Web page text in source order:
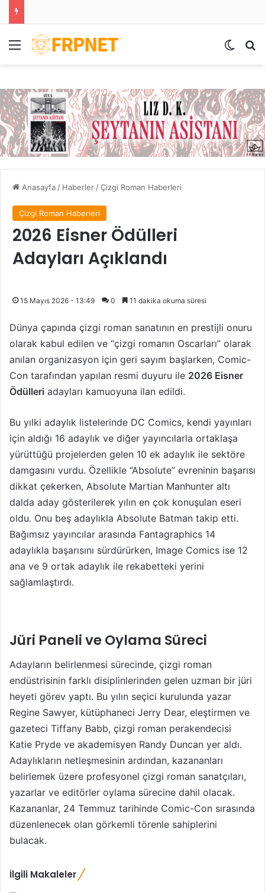
Menü Dış
Anasayfa/ Haberler/Çizgi Roman Haberleri
Çizgi Roman Haberleri
2026 Eisner Ödülleri
Adayları Açıklandı
15 Mayıs 2026 - 13:49 0 11 dakika okuma süresi
Dünya çapında çizgi roman sanatının en prestijli onuru
olarak kabul edilen ve “çizgi romanın Oscarları” olarak
anılan organizasyon için geri sayım başlarken, Comic-
Con tarafından yapılan resmi duyuru ile 2026 Eisner
Ödülleri adayları kamuoyuna ilan edildi.
Bu yılki adaylık listelerinde DC Comics, kendi yayınları
için aldığı 16 adaylık ve diğer yayıncılarla ortaklaşa
yürüttüğü projelerden gelen 10 ek adaylık ile sektöre
damgasını vurdu. Özellikle “Absolute” evreninin başarısı
dikkat çekerken, Absolute Martian Manhunter altı
dalda aday gösterilerek yılın en çok konuşulan eseri
oldu. Onu beş adaylıkla Absolute Batman takip etti.
Bağımsız yayıncılar arasında Fantagraphics 14
adaylıkla başarısını sürdürürken, Image Comics ise 12
ana ve 9 ortak adaylık ile rekabetteki yerini
sağlamlaştırdı.
Jüri Paneli ve Oylama Süreci
Adayların belirlenmesi sürecinde, çizgi roman
endüstrisinin farklı disiplinlerinden gelen uzman bir jüri
heyeti görev yaptı. Bu yılın seçici kurulunda yazar
Regine Sawyer, kütüphaneci Jerry Dear, eleştirmen ve
gazeteci Tiffany Babb, çizgi roman perakendecisi
Katie Pryde ve akademisyen Randy Duncan yer aldı.
Adaylıkların netleşmesinin ardından, kazananları
belirlemek üzere profesyonel çizgi roman sanatçıları,
yazarlar ve editörler oylama sürecine dahil olacak.
Kazananlar, 24 Temmuz tarihinde Comic-Con sırasında
düzenlenecek olan görkemli törenle sahiplerini
bulacak.
İlgili Makaleler